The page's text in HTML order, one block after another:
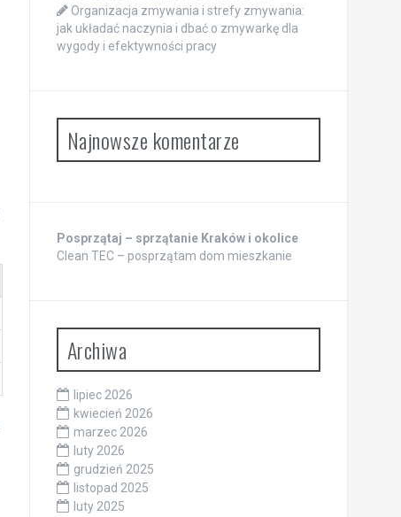
Organizacja zmywania i strefy zmywania:
jak układać naczynia i dbać o zmywarkę dla
wygody i efektywności pracy
Najnowsze komentarze
Posprzątaj – sprzątanie Kraków i okolice
Clean TEC – posprzątam dom mieszkanie
Archiwa
lipiec 2026
kwiecień 2026
marzec 2026
luty 2026
grudzień 2025
listopad 2025
luty 2025